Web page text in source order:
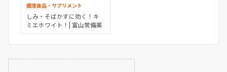
健康食品・サプリメント
しみ・そばかすに効く！キ
ミエホワイト！| 富山常備薬